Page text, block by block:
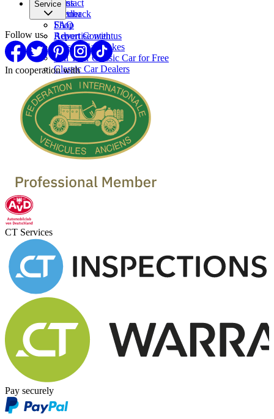
Press
Partner
Contact
Feedback
FAQ
Report Content
Service
Shop
Advertise with us
Classic Car makes
Sell Your Classic Car for Free
Classic Car Dealers
Follow us
In cooperation with
CT Services
Pay securely